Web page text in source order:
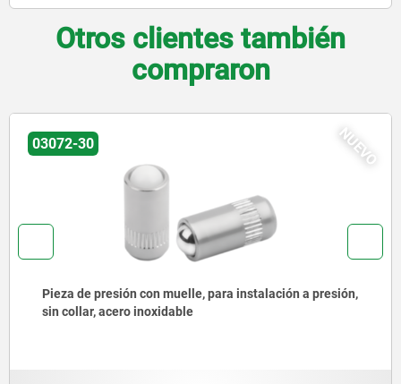
Otros clientes también
compraron
NUEVO
03072-30
Pieza de presión con muelle, para instalación a presión,
sin collar, acero inoxidable